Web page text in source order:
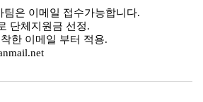
은 이메일 접수가능합니다.
단체지원금 선정.
한 이메일 부터 적용.